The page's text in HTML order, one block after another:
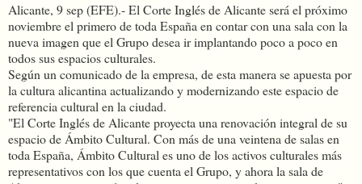
Alicante, 9 sep (EFE).- El Corte Inglés de Alicante será el próximo
noviembre el primero de toda España en contar con una sala con la
nueva imagen que el Grupo desea ir implantando poco a poco en
todos sus espacios culturales.
Según un comunicado de la empresa, de esta manera se apuesta por
la cultura alicantina actualizando y modernizando este espacio de
referencia cultural en la ciudad.
"El Corte Inglés de Alicante proyecta una renovación integral de su
espacio de Ámbito Cultural. Con más de una veintena de salas en
toda España, Ámbito Cultural es uno de los activos culturales más
representativos con los que cuenta el Grupo, y ahora la sala de